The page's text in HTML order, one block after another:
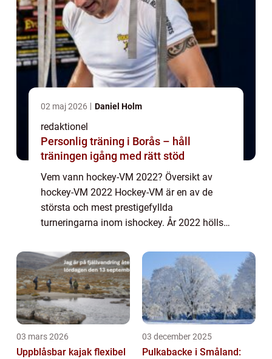
02 maj 2026 Daniel Holm
redaktionel
Personlig träning i Borås – håll
träningen igång med rätt stöd
Vem vann hockey-VM 2022? Översikt av
hockey-VM 2022 Hockey-VM är en av de
största och mest prestigefyllda
turneringarna inom ishockey. År 2022 hölls
hela världen tävlar mot varandra för att bli
den bästa nat...
03 mars 2026
Uppblåsbar kajak flexibel
03 december 2025
Pulkabacke i Småland: